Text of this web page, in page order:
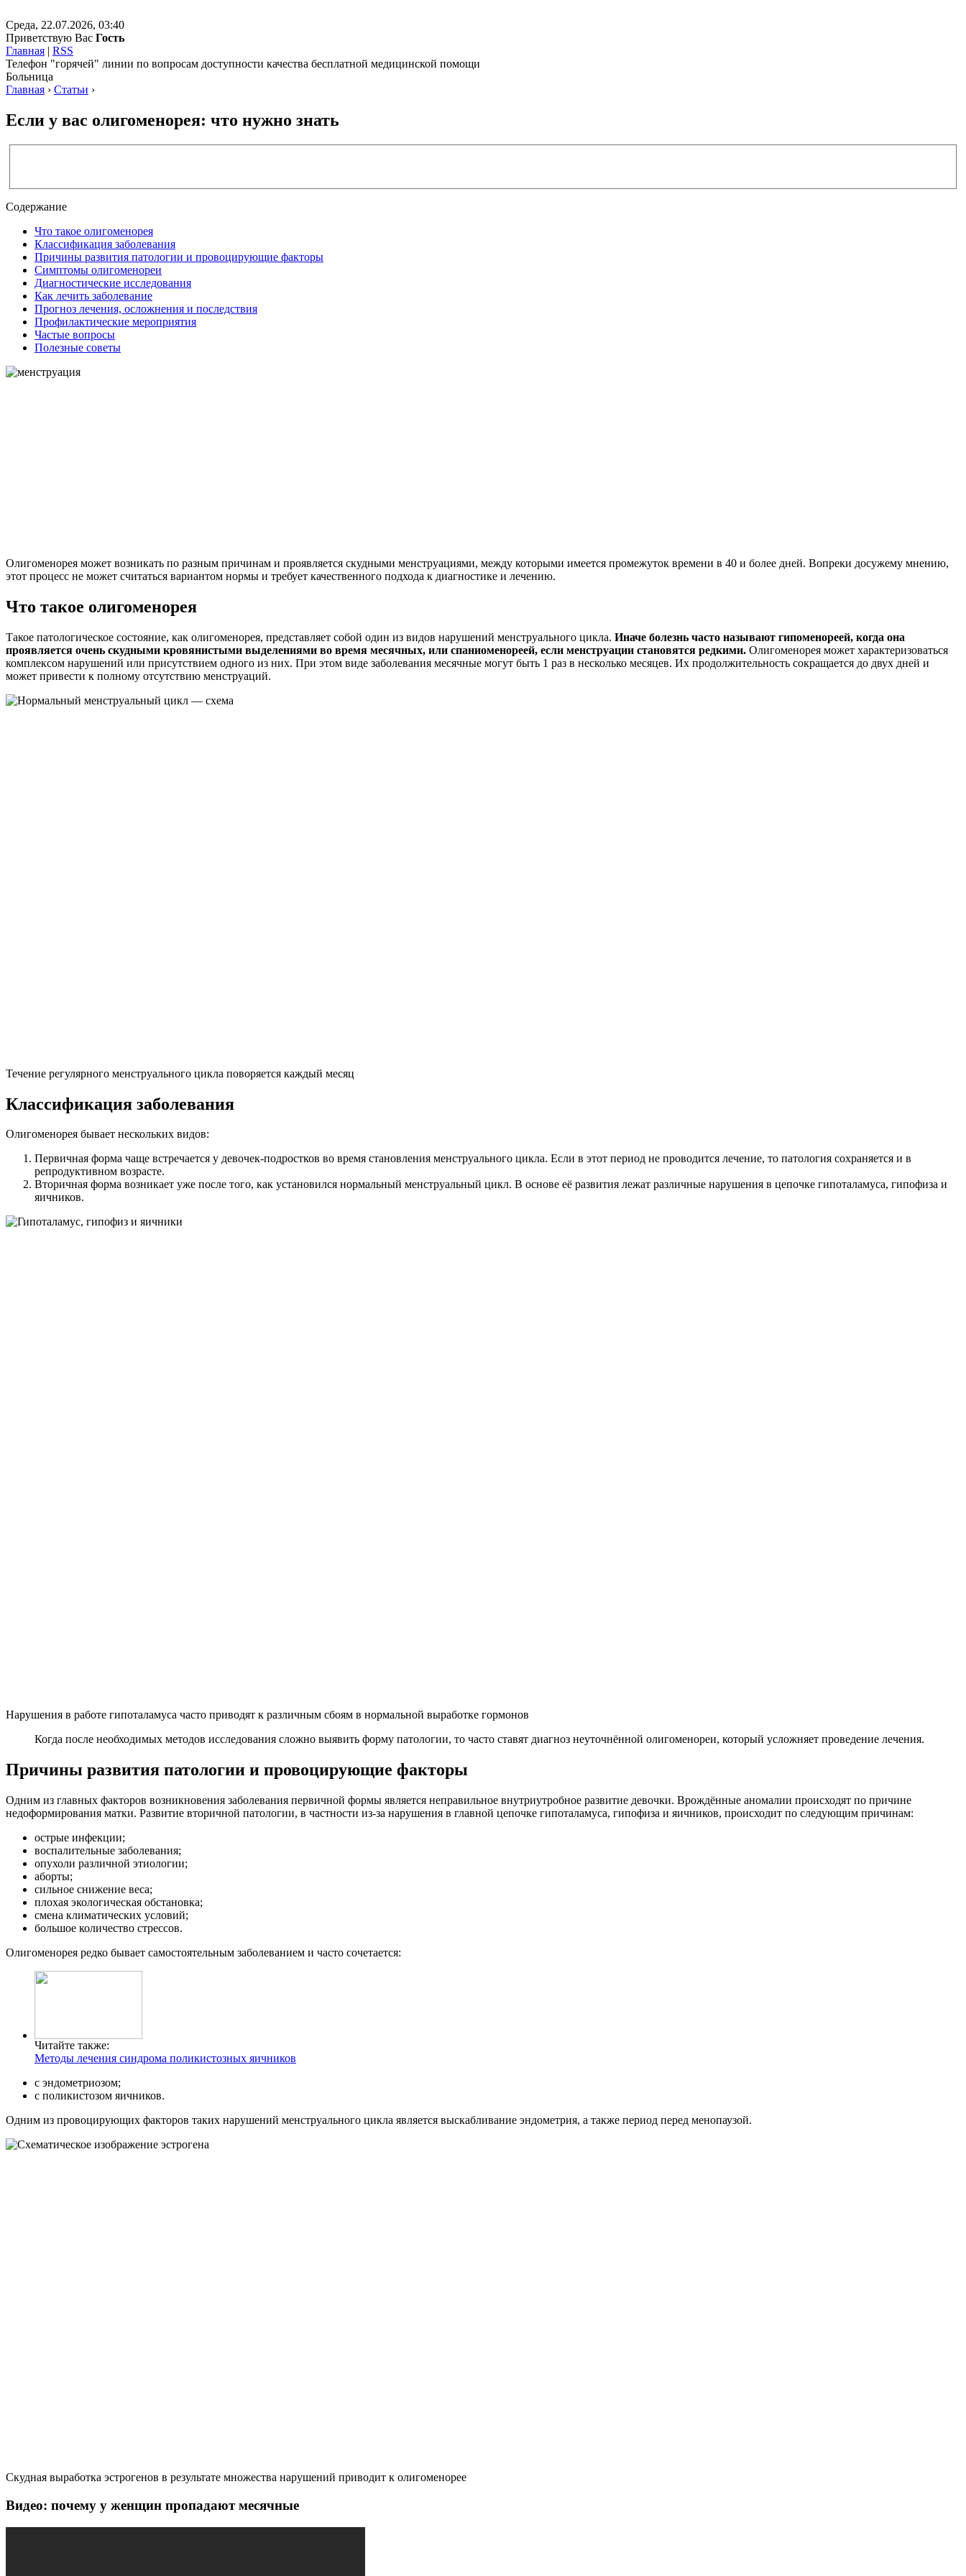
Среда, 22.07.2026, 03:40
Приветствую Вас Гость
Главная | RSS
Телефон "горячей" линии по вопросам доступности качества бесплатной медицинской помощи
Больница
Главная › Статьи ›
Если у вас олигоменорея: что нужно знать
Содержание
Что такое олигоменорея
Классификация заболевания
Причины развития патологии и провоцирующие факторы
Симптомы олигоменореи
Диагностические исследования
Как лечить заболевание
Прогноз лечения, осложнения и последствия
Профилактические мероприятия
Частые вопросы
Полезные советы
Олигоменорея может возникать по разным причинам и проявляется скудными менструациями, между которыми имеется промежуток времени в 40 и более дней. Вопреки досужему мнению,
этот процесс не может считаться вариантом нормы и требует качественного подхода к диагностике и лечению.
Что такое олигоменорея
Такое патологическое состояние, как олигоменорея, представляет собой один из видов нарушений менструального цикла. Иначе болезнь часто называют гипоменореей, когда она
проявляется очень скудными кровянистыми выделениями во время месячных, или спаниоменореей, если менструации становятся редкими. Олигоменорея может характеризоваться
комплексом нарушений или присутствием одного из них. При этом виде заболевания месячные могут быть 1 раз в несколько месяцев. Их продолжительность сокращается до двух дней и
может привести к полному отсутствию менструаций.
Течение регулярного менструального цикла поворяется каждый месяц
Классификация заболевания
Олигоменорея бывает нескольких видов:
Первичная форма чаще встречается у девочек-подростков во время становления менструального цикла. Если в этот период не проводится лечение, то патология сохраняется и в
репродуктивном возрасте.
Вторичная форма возникает уже после того, как установился нормальный менструальный цикл. В основе её развития лежат различные нарушения в цепочке гипоталамуса, гипофиза и
яичников.
Нарушения в работе гипоталамуса часто приводят к различным сбоям в нормальной выработке гормонов
Когда после необходимых методов исследования сложно выявить форму патологии, то часто ставят диагноз неуточнённой олигоменореи, который усложняет проведение лечения.
Причины развития патологии и провоцирующие факторы
Одним из главных факторов возникновения заболевания первичной формы является неправильное внутриутробное развитие девочки. Врождённые аномалии происходят по причине
недоформирования матки. Развитие вторичной патологии, в частности из-за нарушения в главной цепочке гипоталамуса, гипофиза и яичников, происходит по следующим причинам:
острые инфекции;
воспалительные заболевания;
опухоли различной этиологии;
аборты;
сильное снижение веса;
плохая экологическая обстановка;
смена климатических условий;
большое количество стрессов.
Олигоменорея редко бывает самостоятельным заболеванием и часто сочетается:
Читайте также:
Методы лечения синдрома поликистозных яичников
с эндометриозом;
с поликистозом яичников.
Одним из провоцирующих факторов таких нарушений менструального цикла является выскабливание эндометрия, а также период перед менопаузой.
Скудная выработка эстрогенов в результате множества нарушений приводит к олигоменорее
Видео: почему у женщин пропадают месячные